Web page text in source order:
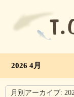
2026 4月
月別アーカイブ: